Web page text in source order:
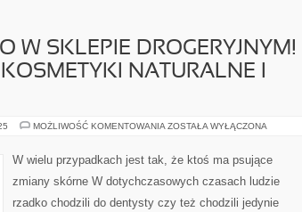
W SKLEPIE DROGERYJNYM!
NATURALNE I
MOŻLIWOŚĆ KOMENTOWANIA WITAJCIE
SKLEPIE
DROGERYJNYM!
WAM
NATURALNE
ZOSTAŁA WYŁĄCZONA
W wielu przypadkach jest tak, że ktoś ma psujące
zmiany skórne W dotychczasowych czasach ludzie
rzadko chodzili do dentysty czy też chodzili jedynie